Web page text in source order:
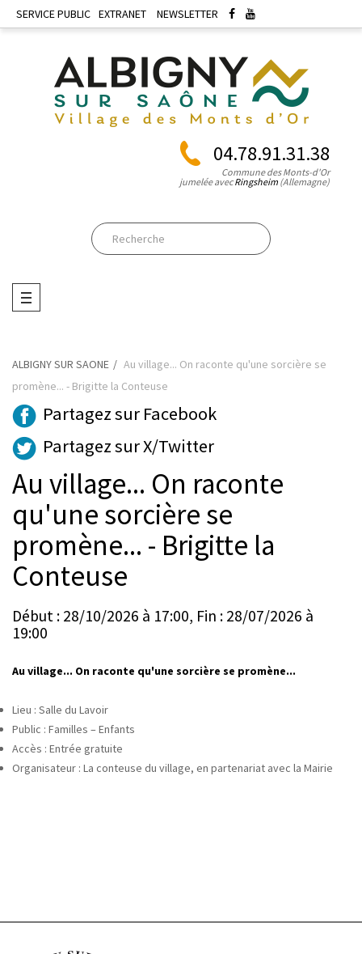
SERVICE PUBLIC EXTRANET NEWSLETTER
04.78.91.31.38
Commune des Monts-d'Or
jumelée avecRingsheim (Allemagne)
ALBIGNY SUR SAONE
Au village... On raconte qu'une sorcière se
promène... - Brigitte la Conteuse
Partagez sur Facebook
Partagez sur X/Twitter
Au village... On raconte
qu'une sorcière se
promène... - Brigitte la
Conteuse
Début : 28/10/2026 à 17:00, Fin : 28/07/2026 à
19:00
Au village... On raconte qu'une sorcière se promène...
Lieu : Salle du Lavoir
Public : Familles – Enfants
Accès : Entrée gratuite
Organisateur : La conteuse du village, en partenariat avec la Mairie